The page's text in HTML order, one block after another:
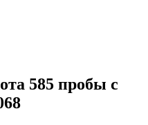
585 пробы с